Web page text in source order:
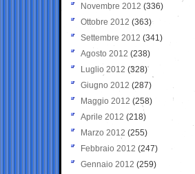
Novembre 2012 (336)
Ottobre 2012 (363)
Settembre 2012 (341)
Agosto 2012 (238)
Luglio 2012 (328)
Giugno 2012 (287)
Maggio 2012 (258)
Aprile 2012 (218)
Marzo 2012 (255)
Febbraio 2012 (247)
Gennaio 2012 (259)